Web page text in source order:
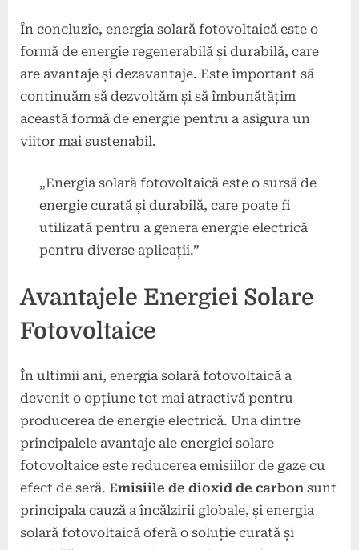
În concluzie, energia solară fotovoltaică este o
formă de energie regenerabilă și durabilă, care
are avantaje și dezavantaje. Este important să
continuăm să dezvoltăm și să îmbunătățim
această formă de energie pentru a asigura un
viitor mai sustenabil.
„Energia solară fotovoltaică este o sursă de
energie curată și durabilă, care poate fi
utilizată pentru a genera energie electrică
pentru diverse aplicații.”
Avantajele Energiei Solare
Fotovoltaice
În ultimii ani, energia solară fotovoltaică a
devenit o opțiune tot mai atractivă pentru
producerea de energie electrică. Una dintre
principalele avantaje ale energiei solare
fotovoltaice este reducerea emisiilor de gaze cu
efect de seră. Emisiile de dioxid de carbon sunt
principala cauză a încălzirii globale, și energia
solară fotovoltaică oferă o soluție curată și